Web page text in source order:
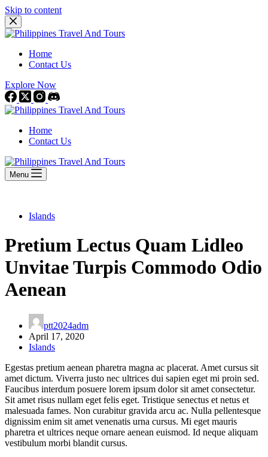
Skip to content
Home
Contact Us
Explore Now
Home
Contact Us
Menu
Islands
Pretium Lectus Quam Lidleo
Unvitae Turpis Commodo Odio
Aenean
ptt2024adm
April 17, 2020
Islands
Egestas pretium aenean pharetra magna ac placerat. Amet cursus sit
amet dictum. Viverra justo nec ultrices dui sapien eget mi proin sed.
Faucibus interdum posuere lorem ipsum dolor sit amet consectetur.
Sit amet risus nullam eget felis eget. Tristique senectus et netus et
malesuada fames. Non curabitur gravida arcu ac. Nulla pellentesque
dignissim enim sit amet venenatis urna cursus. Mi eget mauris
pharetra et ultrices neque ornare aenean euismod. Id neque aliquam
vestibulum morbi blandit cursus.